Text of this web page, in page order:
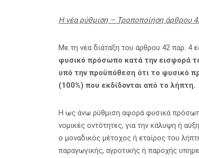
Η νέα ρύθμιση – Τροποποίηση άρθρου
Με τη νέα διάταξη του άρθρου 42 παρ. 4
φυσικό πρόσωπο κατά την εισφορά
υπό την προϋπόθεση ότι το φυσικό
(100%) που εκδίδονται από το λήπτη.
Η ως άνω ρύθμιση αφορά φυσικά
νομικές οντότητες, για την κάλυψη ή
ο μοναδικός μέτοχος ή εταίρος του
παραγωγικής, αγροτικής ή παροχής